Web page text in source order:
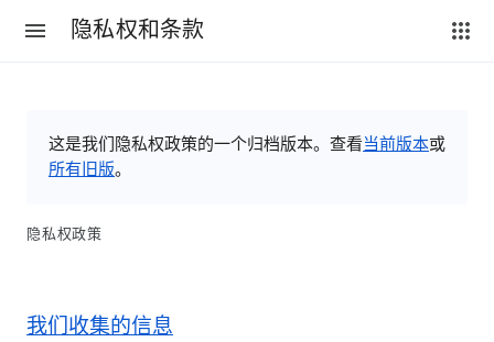
隐私权和条款
这是我们隐私权政策的一个归档版本。查看当前版本或
所有旧版。
隐私权政策
我们收集的信息